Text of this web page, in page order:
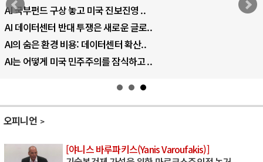
AI 국부펀드 구상 놓고 미국 진보진영 ..
AI 데이터센터 반대 투쟁은 새로운 글로..
AI의 숨은 환경 비용: 데이터센터 확산..
AI는 어떻게 미국 민주주의를 잠식하고 ..
오피니언
[야니스 바루파키스(Yanis Varoufakis)]